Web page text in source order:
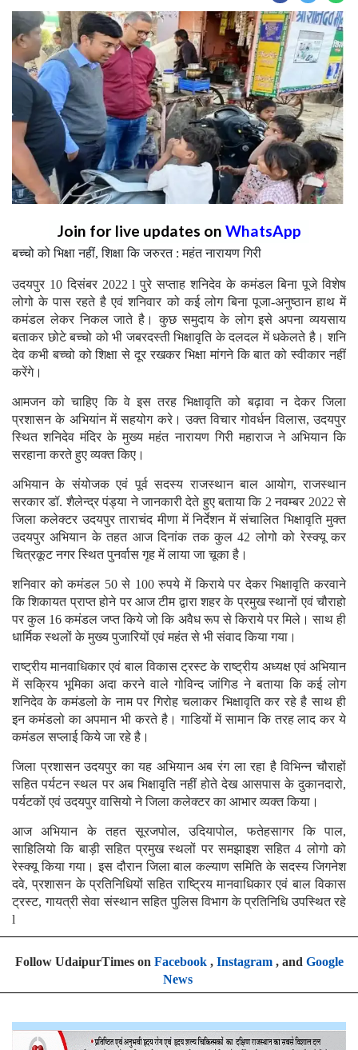
Join for live updates on WhatsApp
बच्चो को भिक्षा नहीं, शिक्षा कि जरुरत : महंत नारायण गिरी
उदयपुर 10 दिसंबर 2022 l पुरे सप्ताह शनिदेव के कमंडल बिना पूजे विशेष
लोगो के पास रहते है एवं शनिवार को कई लोग बिना पूजा-अनुष्ठान हाथ में
कमंडल लेकर निकल जाते है। कुछ समुदाय के लोग इसे अपना व्ययसाय
बताकर छोटे बच्चो को भी जबरदस्ती भिक्षावृति के दलदल में धकेलते है। शनि
देव कभी बच्चो को शिक्षा से दूर रखकर भिक्षा मांगने कि बात को स्वीकार नहीं
करेंगे।
आमजन को चाहिए कि वे इस तरह भिक्षावृति को बढ़ावा न देकर जिला
प्रशासन के अभियांन में सहयोग करे। उक्त विचार गोवर्धन विलास, उदयपुर
स्थित शनिदेव मंदिर के मुख्य महंत नारायण गिरी महाराज ने अभियान कि
सरहाना करते हुए व्यक्त किए।
अभियान के संयोजक एवं पूर्व सदस्य राजस्थान बाल आयोग, राजस्थान
सरकार डॉ. शैलेन्द्र पंड्या ने जानकारी देते हुए बताया कि 2 नवम्बर 2022 से
जिला कलेक्टर उदयपुर ताराचंद मीणा में निर्देशन में संचालित भिक्षावृति मुक्त
उदयपुर अभियान के तहत आज दिनांक तक कुल 42 लोगो को रेस्क्यू कर
चित्रकूट नगर स्थित पुनर्वास गृह में लाया जा चूका है।
शनिवार को कमंडल 50 से 100 रुपये में किराये पर देकर भिक्षावृति करवाने
कि शिकायत प्राप्त होने पर आज टीम द्वारा शहर के प्रमुख स्थानों एवं चौराहो
पर कुल 16 कमंडल जप्त किये जो कि अवैध रूप से किराये पर मिले। साथ ही
धार्मिक स्थलों के मुख्य पुजारियों एवं महंत से भी संवाद किया गया।
राष्ट्रीय मानवाधिकार एवं बाल विकास ट्रस्ट के राष्ट्रीय अध्यक्ष एवं अभियान
में सक्रिय भूमिका अदा करने वाले गोविन्द जांगिड ने बताया कि कई लोग
शनिदेव के कमंडलो के नाम पर गिरोह चलाकर भिक्षावृति कर रहे है साथ ही
इन कमंडलो का अपमान भी करते है। गाडियों में सामान कि तरह लाद कर ये
कमंडल सप्लाई किये जा रहे है।
जिला प्रशासन उदयपुर का यह अभियान अब रंग ला रहा है विभिन्न चौराहों
सहित पर्यटन स्थल पर अब भिक्षावृति नहीं होते देख आसपास के दुकानदारो,
पर्यटकों एवं उदयपुर वासियो ने जिला कलेक्टर का आभार व्यक्त किया।
आज अभियान के तहत सूरजपोल, उदियापोल, फतेहसागर कि पाल,
साहिलियो कि बाड़ी सहित प्रमुख स्थलों पर समझाइश सहित 4 लोगो को
रेस्क्यू किया गया। इस दौरान जिला बाल कल्याण समिति के सदस्य जिगनेश
दवे, प्रशासन के प्रतिनिधियों सहित राष्ट्रिय मानवाधिकार एवं बाल विकास
ट्रस्ट, गायत्री सेवा संस्थान सहित पुलिस विभाग के प्रतिनिधि उपस्थित रहे
l
Follow UdaipurTimes on Facebook, Instagram, and Google
News